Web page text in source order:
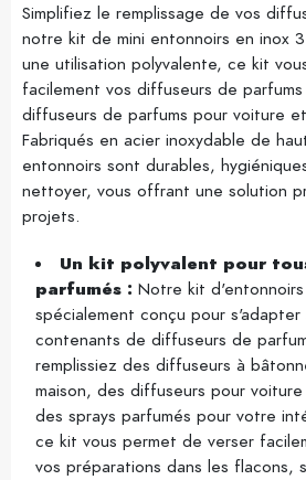
Simplifiez le remplissage de vos
notre kit de mini entonnoirs en inox
une utilisation polyvalente, ce kit
facilement vos diffuseurs de
diffuseurs de parfums pour voiture
Fabriqués en acier inoxydable de
entonnoirs sont durables,
nettoyer, vous offrant une solution
projets.
Un kit polyvalent pour
parfumés : Notre kit
spécialement conçu pour
contenants de diffuseurs de
remplissiez des diffuseurs à
maison, des diffuseurs pour
des sprays parfumés pour votre
ce kit vous permet de verser
vos préparations dans les flacons,